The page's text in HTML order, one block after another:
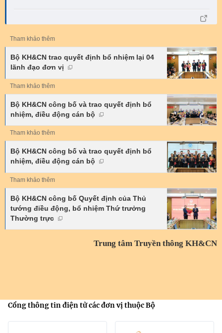
Tham khảo thêm
Bộ KH&CN trao quyết định bổ nhiệm lại 04
lãnh đạo đơn vị
Tham khảo thêm
Bộ KH&CN công bố và trao quyết định bổ
nhiệm, điều động cán bộ
Tham khảo thêm
Bộ KH&CN công bố và trao quyết định bổ
nhiệm, điều động cán bộ
Tham khảo thêm
Bộ KH&CN công bố Quyết định của Thủ
tướng điều động, bổ nhiệm Thứ trưởng
Thường trực
Trung tâm Truyền thông KH&CN
Cổng thông tin điện tử các đơn vị thuộc Bộ